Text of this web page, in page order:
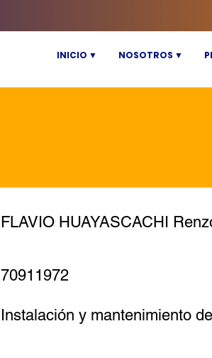
INICIO ▼ NOSOTROS ▼
FLAVIO HUAYASCACHI
70911972
Instalación y mantenimiento